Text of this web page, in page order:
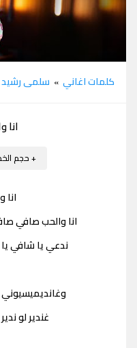
كلمات اغاني » سلمى رشيد
+ حجم
انا والحب صافي
ندعي يا شافي يا
غندير لو